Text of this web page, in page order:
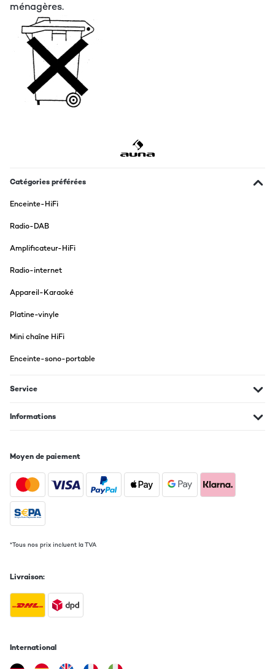
ménagères.
Catégories préférées
Enceinte-HiFi
Radio-DAB
Amplificateur-HiFi
Radio-internet
Appareil-Karaoké
Platine-vinyle
Mini chaîne HiFi
Enceinte-sono-portable
Service
Informations
Moyen de paiement
*Tous nos prix incluent la TVA
Livraison:
International